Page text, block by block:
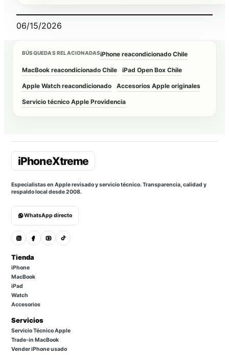
06/15/2026
BÚSQUEDAS RELACIONADASiPhone reacondicionado Chile
MacBook reacondicionado Chile iPad Open Box Chile
Apple Watch reacondicionado Accesorios Apple originales
Servicio técnico Apple Providencia
Especialistas en Apple revisado y servicio técnico. Transparencia, calidad y
respaldo local desde 2008.
WhatsApp directo
Tienda
iPhone
MacBook
iPad
Watch
Accesorios
Servicios
Servicio Técnico Apple
Trade-in MacBook
Vender iPhone usado